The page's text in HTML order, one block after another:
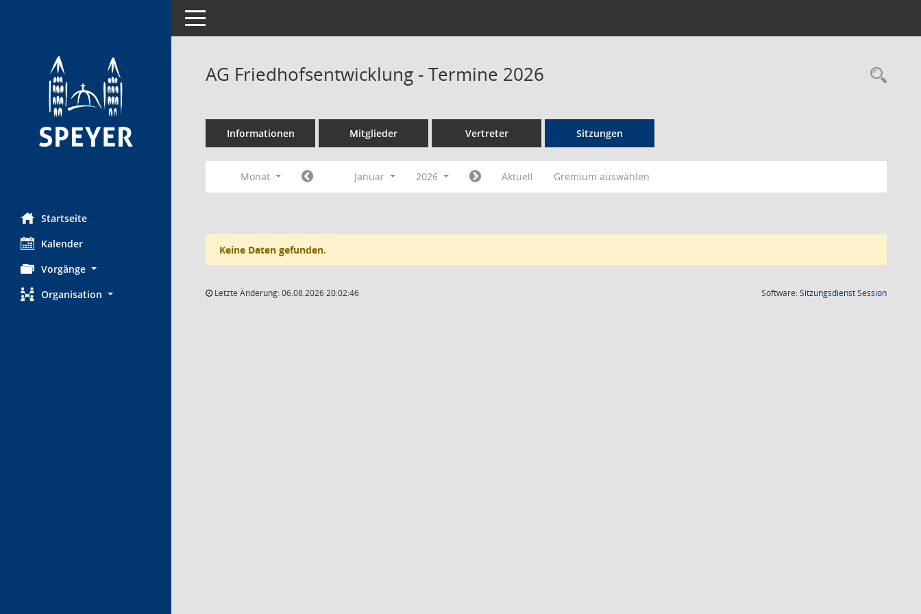
Startseite
Kalender
Vorgänge
Organisation
Toggle navigation
AG Friedhofsentwicklung - Termine 2026
Informationen Mitglieder Vertreter Sitzungen
Monat Januar 2026 Aktuell Gremium auswählen
Keine Daten gefunden.
Letzte Änderung: 06.08.2026 20:02:46 Software:SitzungsdienstSession(Wird in